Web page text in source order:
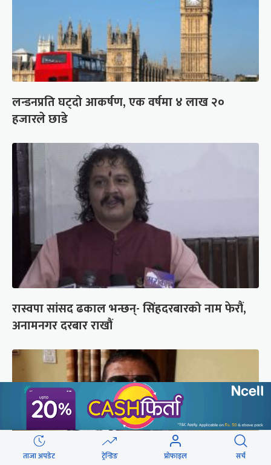
लन्डनप्रति घट्दो आकर्षण, एक वर्षमा ४ लाख २०
हजारले छाडे
रास्वपा सांसद ढकाल भन्छन्- सिंहदरबारको नाम फेरौं,
अनामनगर दरबार राखौं
ताजा अपडेट ट्रेन्डिङ प्रोफाइल सर्च